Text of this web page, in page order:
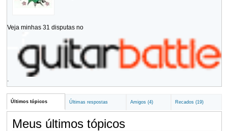
Veja minhas 31 disputas no
.
Últimos tópicos Últimas respostas Amigos (4) Recados (19)
Meus últimos tópicos